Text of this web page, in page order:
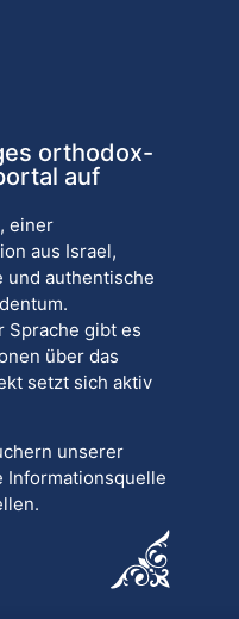
orthodox-
auf
einer
aus Israel,
und authentische
Sprache gibt es
über das
setzt sich aktiv
unserer
Informationsquelle